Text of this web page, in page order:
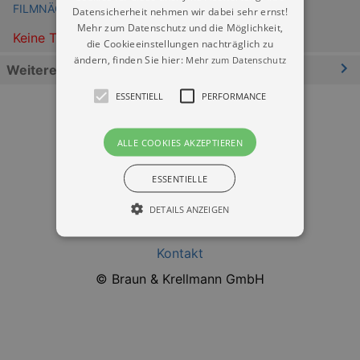
FILMNÄCHTE AM ELBUFER Dresden
Keine Termine
Weitere Informationen
Datenschutz
Kontakt
© Braun & Krellmann GmbH
Datensicherheit nehmen wir dabei sehr ernst!
Mehr zum Datenschutz und die Möglichkeit,
die Cookieeinstellungen nachträglich zu
ändern, finden Sie hier: Mehr zum Datenschutz
ESSENTIELL PERFORMANCE
ALLE COOKIES AKZEPTIEREN
ESSENTIELLE
DETAILS ANZEIGEN